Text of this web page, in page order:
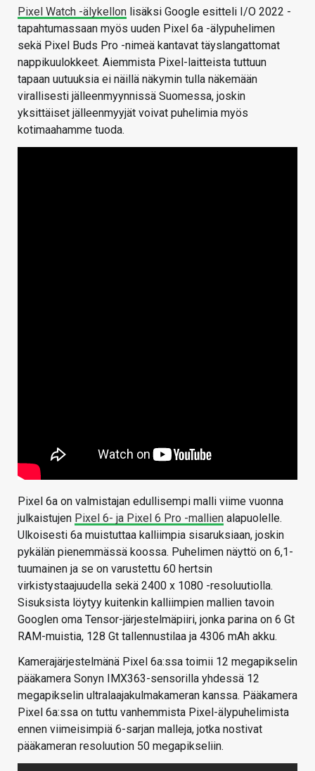
Pixel Watch -älykellon lisäksi Google esitteli I/O 2022 -
tapahtumassaan myös uuden Pixel 6a -älypuhelimen
sekä Pixel Buds Pro -nimeä kantavat täyslangattomat
nappikuulokkeet. Aiemmista Pixel-laitteista tuttuun
tapaan uutuuksia ei näillä näkymin tulla näkemään
virallisesti jälleenmyynnissä Suomessa, joskin
yksittäiset jälleenmyyjät voivat puhelimia myös
kotimaahamme tuoda.
Pixel 6a on valmistajan edullisempi malli viime vuonna
julkaistujen Pixel 6- ja Pixel 6 Pro -mallien alapuolelle.
Ulkoisesti 6a muistuttaa kalliimpia sisaruksiaan, joskin
pykälän pienemmässä koossa. Puhelimen näyttö on 6,1-
tuumainen ja se on varustettu 60 hertsin
virkistystaajuudella sekä 2400 x 1080 -resoluutiolla.
Sisuksista löytyy kuitenkin kalliimpien mallien tavoin
Googlen oma Tensor-järjestelmäpiiri, jonka parina on 6 Gt
RAM-muistia, 128 Gt tallennustilaa ja 4306 mAh akku.
Kamerajärjestelmänä Pixel 6a:ssa toimii 12 megapikselin
pääkamera Sonyn IMX363-sensorilla yhdessä 12
megapikselin ultralaajakulmakameran kanssa. Pääkamera
Pixel 6a:ssa on tuttu vanhemmista Pixel-älypuhelimista
ennen viimeisimpiä 6-sarjan malleja, jotka nostivat
pääkameran resoluution 50 megapikseliin.